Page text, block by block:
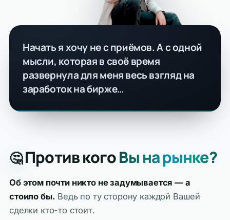
Начать я хочу не с приёмов. А с одной
мысли, которая в своё время
развернула для меня весь взгляд на
заработок на бирже…
🤔Против когоВы на рынке?
Об этом почти никто не задумывается — а
стоило бы. Ведь по ту сторону каждой Вашей
сделки кто-то стоит.